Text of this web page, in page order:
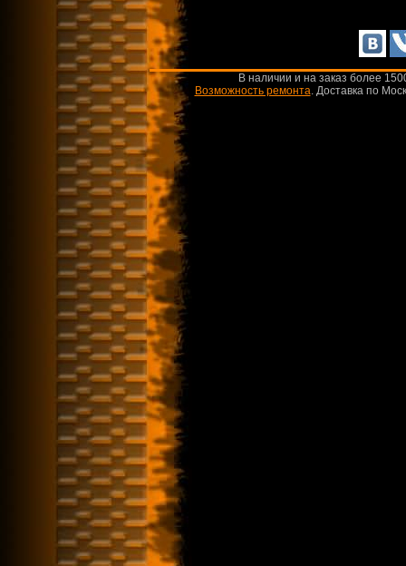
В наличии и на заказ более
Возможность ремонта.Доставка по